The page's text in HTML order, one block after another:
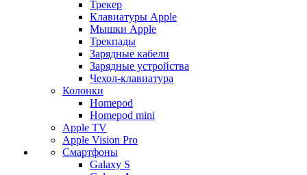
Трекер
Клавиатуры Apple
Мышки Apple
Трекпады
Зарядные кабели
Зарядные устройства
Чехол-клавиатура
Колонки
Homepod
Homepod mini
Apple TV
Apple Vision Pro
Смартфоны
Galaxy S